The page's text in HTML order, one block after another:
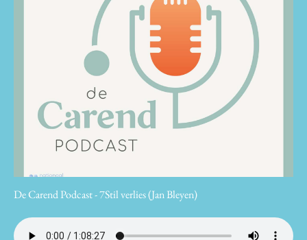
De Carend Podcast - 7Stil verlies (Jan Bleyen)